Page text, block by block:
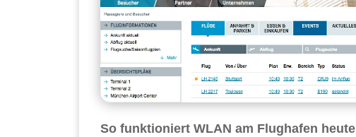
So funktioniert WLAN am Flughafen heute